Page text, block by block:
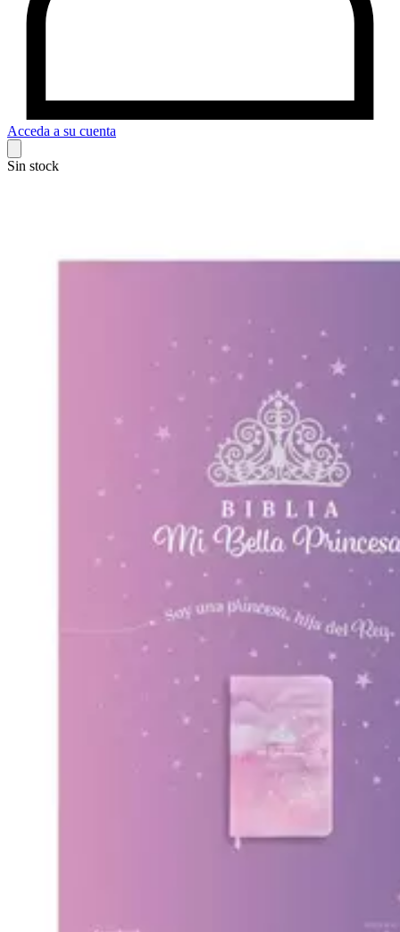
Acceda a su cuenta
Sin stock